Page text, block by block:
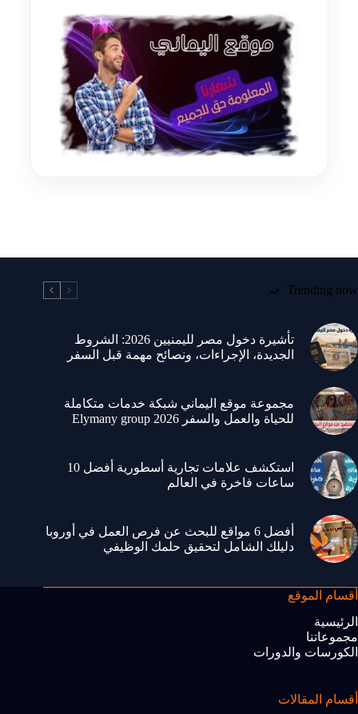
Trending now
تأشيرة دخول مصر لليمنيين 2026: الشروط
الجديدة، الإجراءات، ونصائح مهمة قبل السفر
مجموعة موقع اليماني شبكة خدمات متكاملة
للحياة والعمل والسفر 2026 Elymany group
استكشف علامات تجارية أسطورية أفضل 10
ساعات فاخرة في العالم
أفضل 6 مواقع للبحث عن فرص العمل في أوروبا
دليلك الشامل لتحقيق حلمك الوظيفي
أقسام الموقع
الرئيسية
مجموعاتنا
الكورسات والدورات
أقسام المقالات